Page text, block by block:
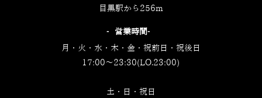
目黒駅から256m
‐営業時間‐
月・火・水・木・金・祝前日・祝後日
17:00～23:30(LO.23:00)
土・日・祝日